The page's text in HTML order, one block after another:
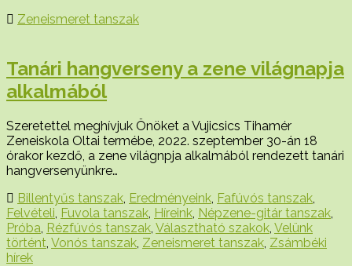
Zeneismeret tanszak
Tanári hangverseny a zene világnapja
alkalmából
Szeretettel meghívjuk Önöket a Vujicsics Tihamér
Zeneiskola Oltai termébe, 2022. szeptember 30-án 18
órakor kezdő, a zene világnpja alkalmából rendezett tanári
hangversenyünkre…
Billentyűs tanszak Eredményeink Fafúvós tanszak
Felvételi Fuvola tanszak Híreink Népzene-gitár tanszak
Próba Rézfúvós tanszak Választható szakok Velünk
történt Vonós tanszak Zeneismeret tanszak Zsámbéki
hírek